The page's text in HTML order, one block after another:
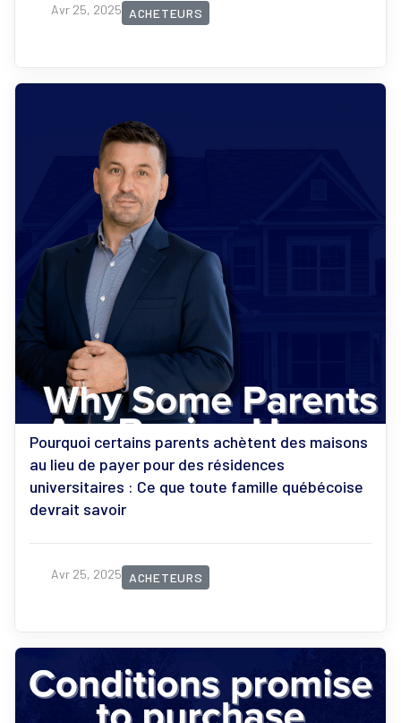
Avr 25, 2025 ACHETEURS
Pourquoi certains parents achètent des maisons
au lieu de payer pour des résidences
universitaires : Ce que toute famille québécoise
devrait savoir
Avr 25, 2025 ACHETEURS